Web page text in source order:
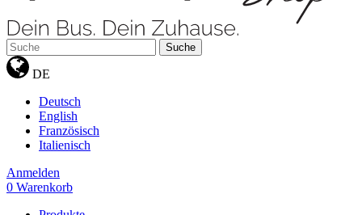
Suche
DE
Deutsch
English
Französisch
Italienisch
Anmelden
0 Warenkorb